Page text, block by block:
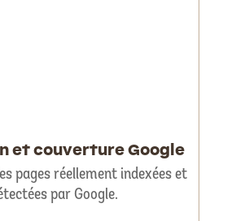
et couverture Google
pages réellement indexées et
par Google.